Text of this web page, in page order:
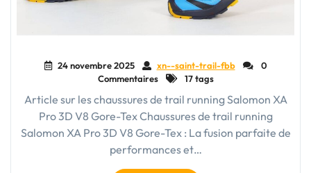
24 novembre 2025 xn--saint-trail-fbb
0
Commentaires
17 tags
Article sur les chaussures de trail running Salomon XA
Pro 3D V8 Gore-Tex Chaussures de trail running
Salomon XA Pro 3D V8 Gore-Tex : La fusion parfaite de
performances et…